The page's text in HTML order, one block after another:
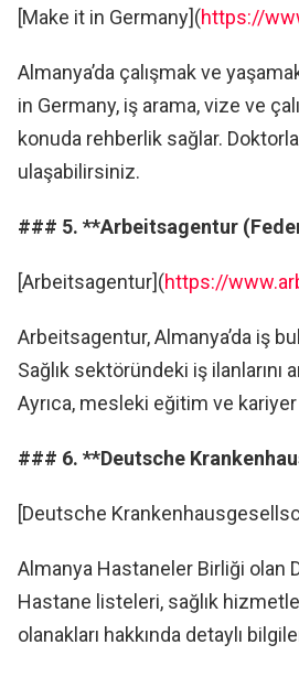
[Make it in Germany](https://
Almanya’da çalışmak ve
in Germany, iş arama, vize ve
konuda rehberlik sağlar.
ulaşabilirsiniz.
### 5. **Arbeitsagentur
[Arbeitsagentur](https://
Arbeitsagentur, Almanya’da iş
Sağlık sektöründeki iş
Ayrıca, mesleki eğitim ve
### 6. **Deutsche
[Deutsche
Almanya Hastaneler Birliği olan
Hastane listeleri, sağlık
olanakları hakkında detaylı